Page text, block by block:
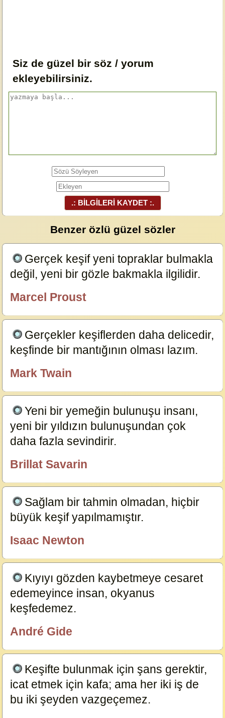
Siz de güzel bir söz / yorum
ekleyebilirsiniz.
.: BİLGİLERİ KAYDET :.
Benzer özlü güzel sözler
Gerçek keşif yeni topraklar bulmakla
değil, yeni bir gözle bakmakla ilgilidir.
Marcel Proust
Gerçekler keşiflerden daha delicedir,
keşfinde bir mantığının olması lazım.
Mark Twain
Yeni bir yemeğin bulunuşu insanı,
yeni bir yıldızın bulunuşundan çok
daha fazla sevindirir.
Brillat Savarin
Sağlam bir tahmin olmadan, hiçbir
büyük keşif yapılmamıştır.
Isaac Newton
Kıyıyı gözden kaybetmeye cesaret
edemeyince insan, okyanus
keşfedemez.
André Gide
Keşifte bulunmak için şans gerektir,
icat etmek için kafa; ama her iki iş de
bu iki şeyden vazgeçemez.